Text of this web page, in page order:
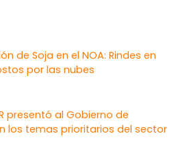
de Soja en el NOA: Rindes en
por las nubes
presentó al Gobierno de
los temas prioritarios del sector